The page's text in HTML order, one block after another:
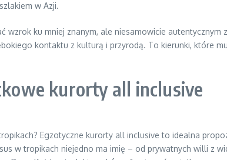
w Azji.
ku mniej znanym, ale niesamowicie autentycznym
kontaktu z kulturą i przyrodą. To kierunki, które
kurorty all inclusive
Egzotyczne kurorty all inclusive to idealna
w tropikach niejedno ma imię – od prywatnych willi z